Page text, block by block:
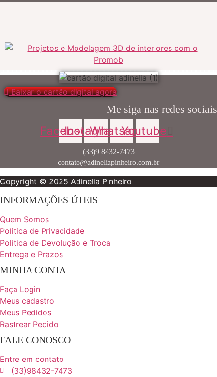
Baixar o cartão digital agora
Me siga nas redes sociais
Facebook
Instagram
Whatsapp
Youtube
(33)9 8432-7473
contato@adineliapinheiro.com.br
Copyright © 2025 Adinelia Pinheiro
INFORMAÇÕES ÚTEIS
Quem Somos
Politica de Privacidade
Politica de Devolução e Troca
Entrega e Prazos
MINHA CONTA
Faça Login
Meus cadastro
Meus Pedidos
Rastrear Pedido
FALE CONOSCO
Entre em contato
(33)98432-7473